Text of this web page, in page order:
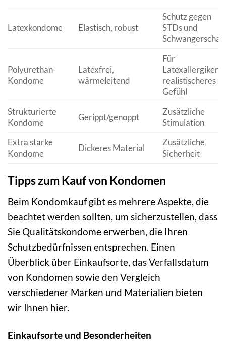
Latexkondome Elastisch, robust
Schutz gegen
STDs und
Schwangerschaft
Polyurethan-
Kondome
Latexfrei,
wärmeleitend
Für
Latexallergiker,
realistischeres
Gefühl
Strukturierte
Kondome
Gerippt/genoppt
Zusätzliche
Stimulation
Extra starke
Kondome
Dickeres Material
Zusätzliche
Sicherheit
Tipps zum Kauf von Kondomen
Beim Kondomkauf gibt es mehrere Aspekte, die
beachtet werden sollten, um sicherzustellen, dass
Sie Qualitätskondome erwerben, die Ihren
Schutzbedürfnissen entsprechen. Einen
Überblick über Einkaufsorte, das Verfallsdatum
von Kondomen sowie den Vergleich
verschiedener Marken und Materialien bieten
wir Ihnen hier.
Einkaufsorte und Besonderheiten